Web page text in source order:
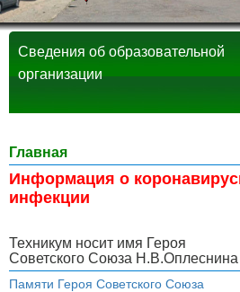
Сведения об образовательной
организации
Главная
Информация о
инфекции
Техникум носит имя Героя
Советского Союза Н.В.Оплеснина
Памяти Героя Советского Союза